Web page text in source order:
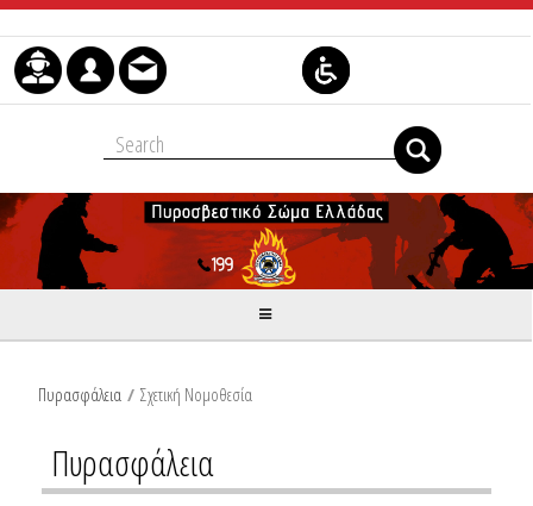
Μετάβαση στο περιεχόμενο
Πυρασφάλεια / Σχετική Νομοθεσία
Πυρασφάλεια